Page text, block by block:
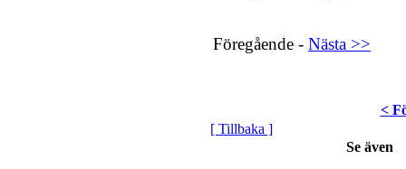
Föregående - Nästa >>
<
[ Tillbaka ]
Se även